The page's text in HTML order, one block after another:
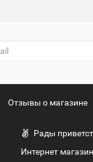
Отзывы о магазине
Рады
Интернет